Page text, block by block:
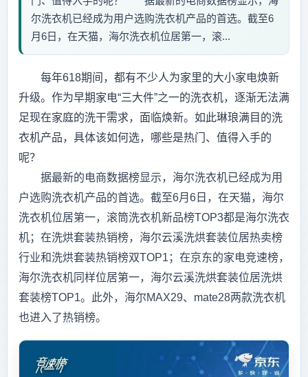
尔洗衣机已经成为用户选购洗衣机产品的首选。截至6
月6日，在天猫，海尔洗衣机位居第一，滚...
每年618期间，都有不少人为家里的大小家电焕新
升级。作为早期家电“三大件”之一的洗衣机，逐渐无法满
足现在家庭的洗干需求，面临焕新。如此琳琅满目的洗
衣机产品，具体该如何选，哪些是热门、值得入手的
呢？
据最新的电商数据榜显示，海尔洗衣机已经成为用
户选购洗衣机产品的首选。截至6月6日，在天猫，海尔
洗衣机位居第一，滚筒洗衣机新品榜TOP3都是海尔洗衣
机；在洗烘套装热销榜，海尔云溪洗烘套装位居热卖榜
行业和洗烘套装热销榜双TOP1；在京东的家电竞速榜，
海尔洗衣机同样位居第一，海尔云溪洗烘套装位居洗烘
套装榜TOP1。此外，海尔MAX29、mate28两款洗衣机
也进入了热销榜。